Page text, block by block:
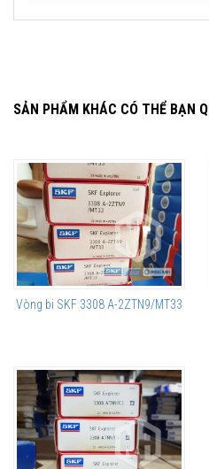
SẢN PHẨM KHÁC CÓ THỂ BẠN
Vòng bi SKF 3308 A-2ZTN9/MT33